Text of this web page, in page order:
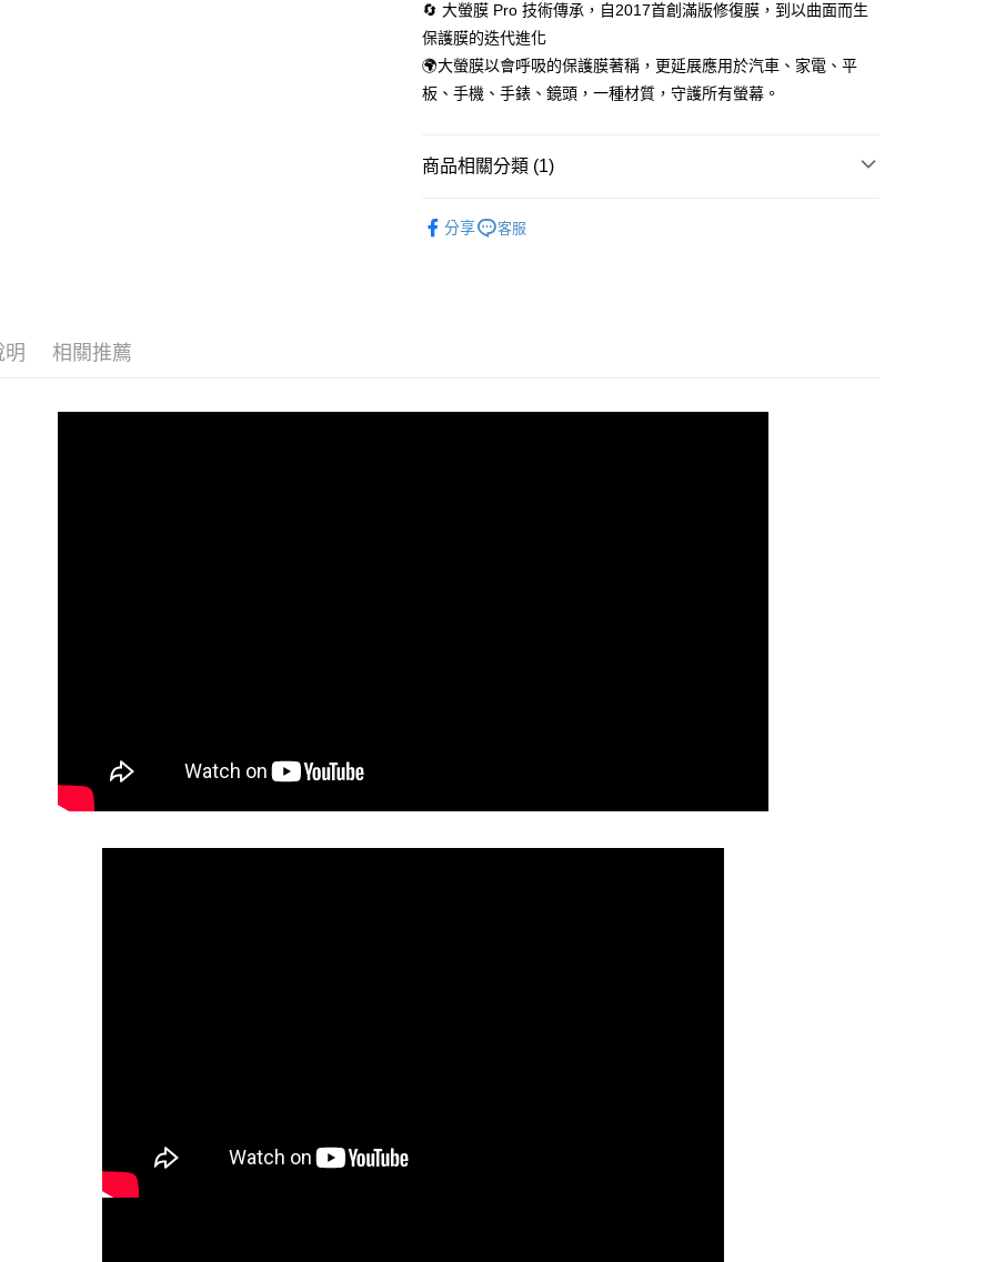
🔄 大螢膜 Pro 技術傳承，自2017首創滿版修復膜，到以曲面而生
保護膜的迭代進化
🌍大螢膜以會呼吸的保護膜著稱，更延展應用於汽車、家電、平
板、手機、手錶、鏡頭，一種材質，守護所有螢幕。
商品相關分類 (1)
分享
客服
明 相關推薦